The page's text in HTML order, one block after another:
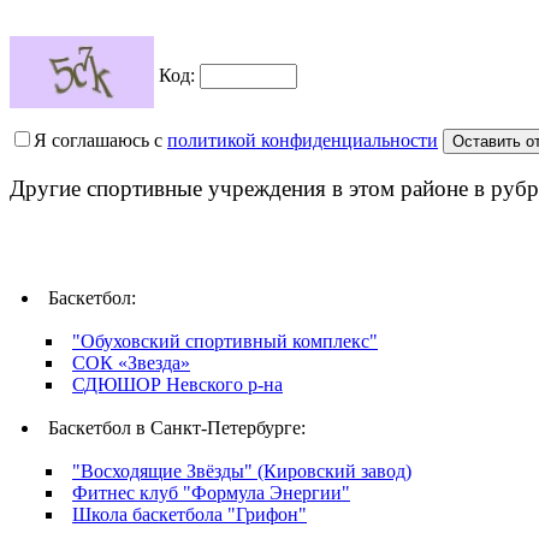
Код:
Я соглашаюсь с политикой конфиденциальности
Другие спортивные учреждения в этом районе в
Баскетбол:
"Обуховский спортивный комплекс"
СОК «Звезда»
СДЮШОР Невского р-на
Баскетбол в Санкт-Петербурге:
"Восходящие Звёзды" (Кировский завод)
Фитнес клуб "Формула Энергии"
Школа баскетбола "Грифон"